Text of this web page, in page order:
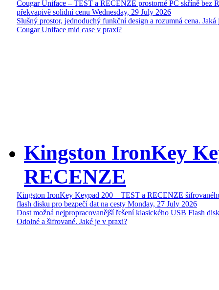
Cougar Uniface – TEST a RECENZE prostorné PC skříně bez
překvapivě solidní cenu Wednesday, 29 July 2026
Slušný prostor, jednoduchý funkční design a rozumná cena. Jaká
Cougar Uniface mid case v praxi?
Kingston IronKey
RECENZE
Kingston IronKey Keypad 200 – TEST a RECENZE
flash disku pro bezpečí dat na cesty Monday, 27 July 2026
Dost možná nejpropracovanější řešení klasického USB Flash
Odolné a šifrované. Jaké je v praxi?